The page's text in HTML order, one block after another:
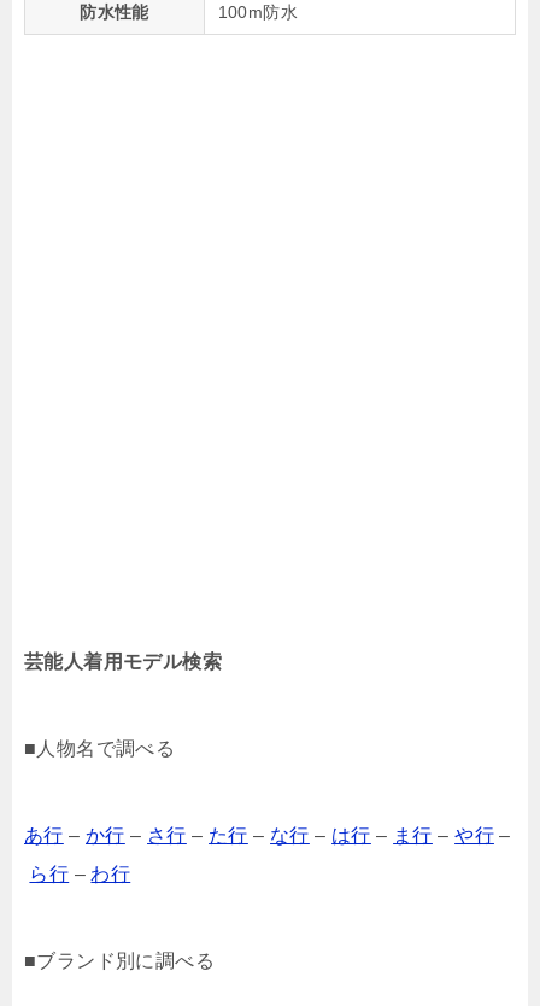
防水性能 100m防水
芸能人着用モデル検索
■人物名で調べる
あ行 –か行 – さ行 – た行 – な行 – は行 – ま行 –や行–
ら行 – わ行
■ブランド別に調べる